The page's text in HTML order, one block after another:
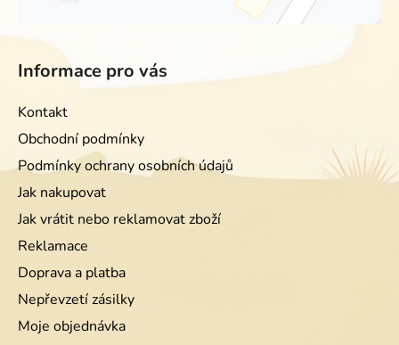
Informace pro vás
Kontakt
Obchodní podmínky
Podmínky ochrany osobních údajů
Jak nakupovat
Jak vrátit nebo reklamovat zboží
Reklamace
Doprava a platba
Nepřevzetí zásilky
Moje objednávka